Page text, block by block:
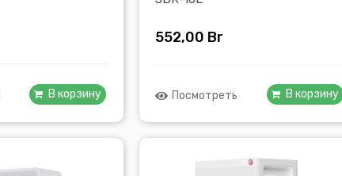
В корзину
552,00 Br
Посмотреть В корзину